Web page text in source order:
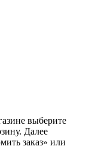
выберите
Далее
заказ» или